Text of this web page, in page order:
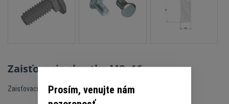
Zaisťovacia skrutka M8x16
Zaisťovacia skrutka s plochou hlavou
Prosím, venujte nám